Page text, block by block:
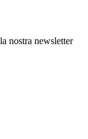
nostra newsletter